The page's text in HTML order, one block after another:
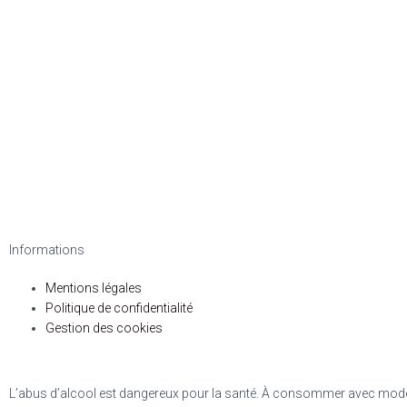
Informations
Mentions légales
Politique de confidentialité
Gestion des cookies
L’abus d’alcool est dangereux pour la santé. À consommer avec